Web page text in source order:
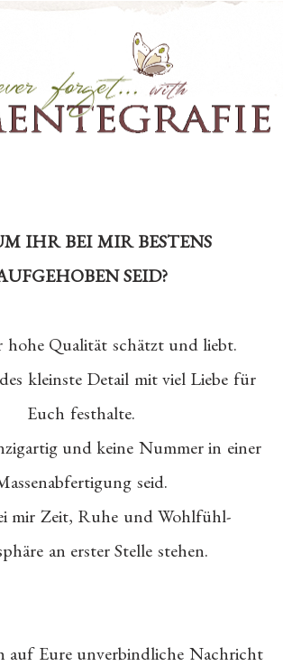
IHR BEI MIR BESTENS
SEID?
Qualität schätzt und liebt.
kleinste Detail mit viel Liebe für
Euch festhalte.
und keine Nummer in einer
seid.
mir Zeit, Ruhe und Wohlfühl-
an erster Stelle stehen.
auf Eure unverbindliche Nachricht